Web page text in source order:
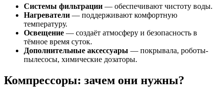
Системы фильтрации — обеспечивают чистоту воды.
Нагреватели — поддерживают комфортную
температуру.
Освещение — создаёт атмосферу и безопасность в
тёмное время суток.
Дополнительные аксессуары — покрывала, роботы-
пылесосы, химические дозаторы.
Компрессоры: зачем они нужны?